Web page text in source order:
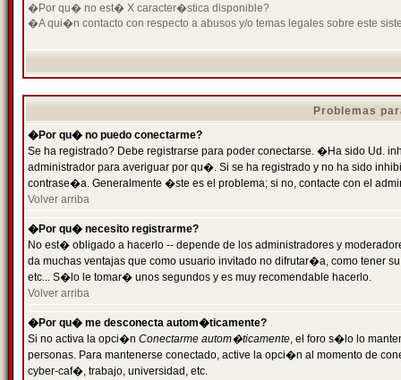
�Por qu� no est� X caracter�stica disponible?
�A qui�n contacto con respecto a abusos y/o temas legales sobre este
Problemas
�Por qu� no puedo conectarme?
Se ha registrado? Debe registrarse para poder conectarse. �Ha sido Ud.
administrador para averiguar por qu�. Si se ha registrado y no ha sido
contrase�a. Generalmente �ste es el problema; si no, contacte con el
Volver arriba
�Por qu� necesito registrarme?
No est� obligado a hacerlo -- depende de los administradores y
da muchas ventajas que como usuario invitado no difrutar�a, como tener
etc... S�lo le tomar� unos segundos y es muy recomendable hacerlo.
Volver arriba
�Por qu� me desconecta autom�ticamente?
Si no activa la opci�n Conectarme autom�ticamente, el foro s�lo lo
personas. Para mantenerse conectado, active la opci�n al momento de
cyber-caf�, trabajo, universidad, etc.